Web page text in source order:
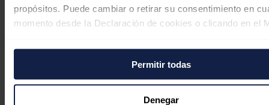
propósitos. Puede cambiar o retirar su consentimiento en
momento desde la Declaración de cookies o clicando en el
Si lo permite, también quisiéramos:
Recopilar información sobre su ubicación geográfica
puede tener una precisión de varios metros
Permitir todas
Denegar
dólares, ante la nueva alianza de
seguridad en el Mar Rojo
Redacción31/07/2026